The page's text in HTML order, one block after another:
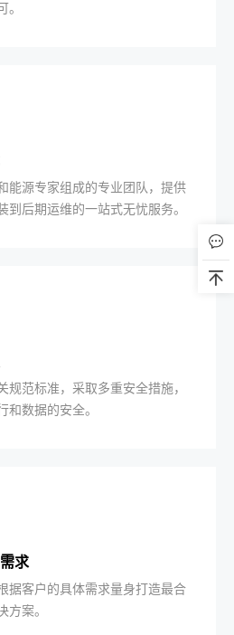
。
能源专家组成的专业团队，提供
到后期运维的一站式无忧服务。
规范标准，采取多重安全措施，
和数据的安全。
求
据客户的具体需求量身打造最合
方案。